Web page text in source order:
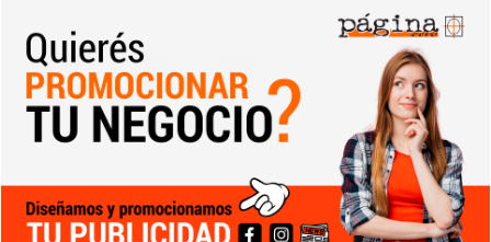
Facebook
WhatsApp
X Copy
Link
Compartir